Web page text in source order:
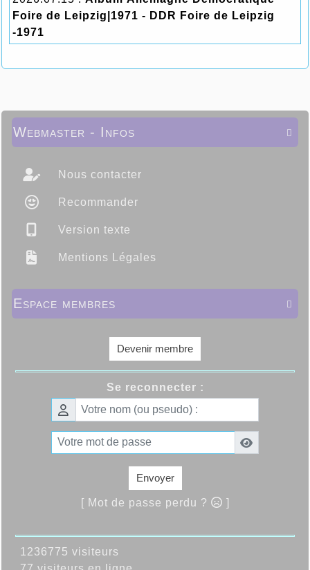
Foire de Leipzig|1971 - DDR Foire de Leipzig
-1971

Webmaster - Infos
Nous contacter
Recommander
Version texte
Mentions Légales

Espace membres
Devenir membre
Se reconnecter :
Envoyer
[ Mot de passe perdu ? ]
1236775 visiteurs